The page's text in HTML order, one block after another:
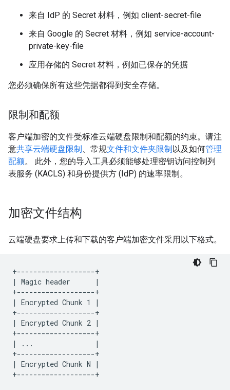
来自 IdP 的 Secret 材料，例如 client-secret-file
来自 Google 的 Secret 材料，例如 service-account-
private-key-file
应用存储的 Secret 材料，例如已保存的凭据
您必须确保所有这些凭据都得到安全存储。
限制和配额
客户端加密的文件受标准云端硬盘限制和配额的约束。请注
意共享云端硬盘限制、常规文件和文件夹限制以及如何管理
配额。 此外，您的导入工具必须能够处理密钥访问控制列
表服务 (KACLS) 和身份提供方 (IdP) 的速率限制。
加密文件结构
云端硬盘要求上传和下载的客户端加密文件采用以下格式。
+-------------------+
| Magic header      |
+-------------------+
| Encrypted Chunk 1 |
+-------------------+
| Encrypted Chunk 2 |
+-------------------+
| ...               |
+-------------------+
| Encrypted Chunk N |